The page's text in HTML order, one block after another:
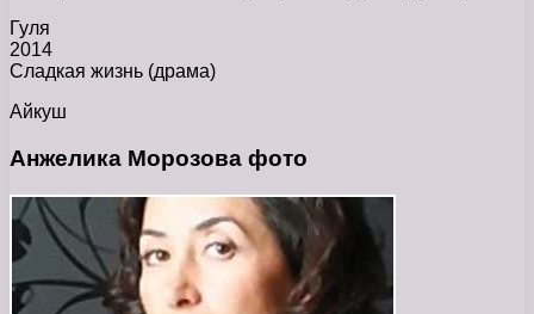
Гуля
2014
Сладкая жизнь (драма)
Айкуш
Анжелика Морозова фото